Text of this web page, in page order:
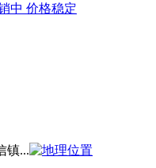
中 价格稳定
镇...